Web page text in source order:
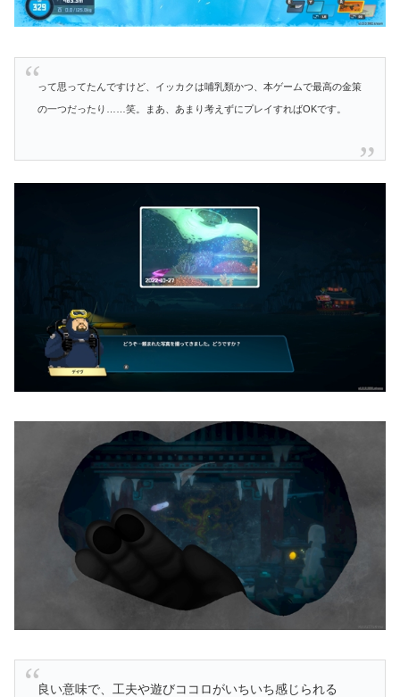
って思ってたんですけど、イッカクは哺乳類かつ、本ゲームで最高の金策
の一つだったり……笑。まあ、あまり考えずにプレイすればOKです。
良い意味で、工夫や遊びココロがいちいち感じられる